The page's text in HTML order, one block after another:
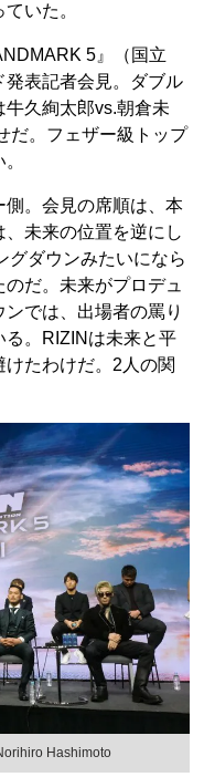
いた。
5』（国立
表記者会見。ダブル
牛久絢太郎vs.朝倉未
だ。フェザー級トップ
。会見の席順は、本
未来の位置を逆にし
グダウンみたいになら
だ。未来がプロデュ
では、出場者の罵り
。RIZINは未来と平
たわけだ。2人の関
Hashimoto